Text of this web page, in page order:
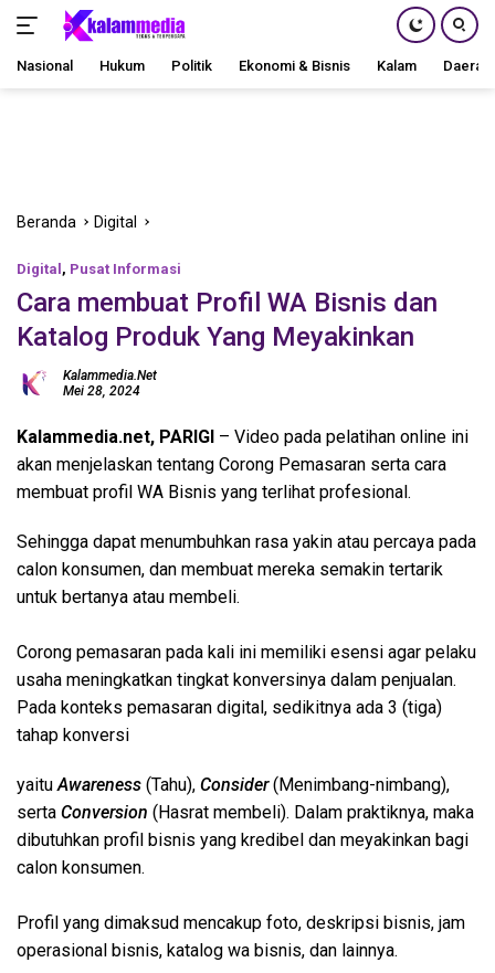
Nasional Hukum Politik Ekonomi & Bisnis Kalam Daerah
Beranda Digital
Digital , Pusat Informasi
Cara membuat Profil WA Bisnis dan
Katalog Produk Yang Meyakinkan
Kalammedia.net
Mei 28, 2024
Kalammedia.net, PARIGI – Video pada pelatihan online ini
akan menjelaskan tentang Corong Pemasaran serta cara
membuat profil WA Bisnis yang terlihat profesional.
Sehingga dapat menumbuhkan rasa yakin atau percaya pada
calon konsumen, dan membuat mereka semakin tertarik
untuk bertanya atau membeli.
Corong pemasaran pada kali ini memiliki esensi agar pelaku
usaha meningkatkan tingkat konversinya dalam penjualan.
Pada konteks pemasaran digital, sedikitnya ada 3 (tiga)
tahap konversi
yaituAwareness (Tahu), Consider(Menimbang-nimbang),
serta Conversion (Hasrat membeli). Dalam praktiknya, maka
dibutuhkan profil bisnis yang kredibel dan meyakinkan bagi
calon konsumen.
Profil yang dimaksud mencakup foto, deskripsi bisnis, jam
operasional bisnis, katalog wa bisnis, dan lainnya.